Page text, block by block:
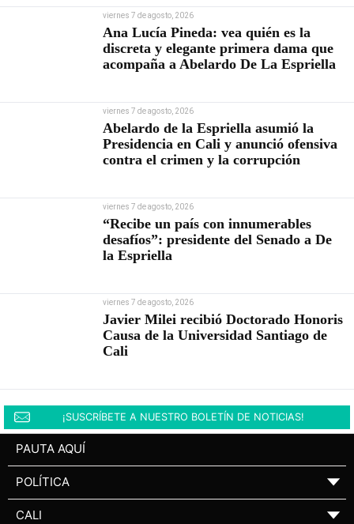
viernes 7 de agosto, 2026
Ana Lucía Pineda: vea quién es la
discreta y elegante primera dama que
acompaña a Abelardo De La Espriella
viernes 7 de agosto, 2026
Abelardo de la Espriella asumió la
Presidencia en Cali y anunció ofensiva
contra el crimen y la corrupción
viernes 7 de agosto, 2026
“Recibe un país con innumerables
desafíos”: presidente del Senado a De
la Espriella
viernes 7 de agosto, 2026
Javier Milei recibió Doctorado Honoris
Causa de la Universidad Santiago de
Cali
¡SUSCRÍBETE A NUESTRO BOLETÍN DE NOTICIAS!
PAUTA AQUÍ
POLÍTICA ▼
CALI ▼